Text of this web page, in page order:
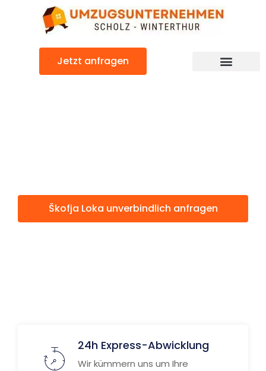
Jetzt anfragen
Škofja Loka unverbindlich anfragen
24h Express-Abwicklung
Wir kümmern uns um Ihre